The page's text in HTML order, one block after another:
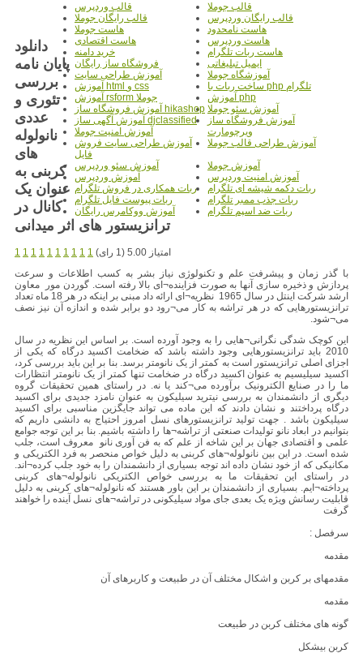
قالب جوملا
قالب وردپرس
قالب رایگان وردپرس
قالب رایگان جوملا
هاست نامحدود
هاست جوملا
هاست وردپرس
هاست اقتصادی
هاست ربات تلگرام
خرید دامنه
ایمیل تبلیغاتی
فروشگاه ساز رایگان
آموزشگاه جوملا
آموزش طراحی سایت
ساخت ربات با php تلگرام
آموزش html و css
آموزش php
آموزش rsform جوملا
آموزش سئو جوملا آموزش فروشگاه ساز hikashop
آموزش فروشگاه ساز
ویرچومارت
آموزش آگهی ساز djclassified
آموزش امنیت جوملا
آموزش طراحی قالب جوملا
آموزش طراحی سایت فروش
فایل
آموزش جوملا
آموزش سئو وردپرس
آموزش امنیت وردپرس
آموزش وردپرس
ربات دکمه شیشه ای تلگرام
ربات همکاری در فروش تلگرام
ربات جذب ممبر تلگرام
ربات پیوست فایل تلگرام
ربات ضد اسپم تلگرام
آموزش ووکامرس رایگان
دانلود
پایان نامه
بررسی
تئوری و
عددی
نانولوله
های
کربنی به
عنوان یک
کانال در
ترانزیستور های اثر میدانی
1 1 1 1 1 1 1 1 1 1
امتیاز 5.00 (1 رای)
با گذر زمان و پیشرفت علم و تکنولوژی نیاز بشر به کسب اطلاعات و سرعت
پردازش و ذخیره سازی آنها به صورت فزاینده¬ای بالا رفته است. گوردن مور معاون
ارشد شرکت اینتل در سال 1965 نظریه¬ای ارائه داد مبنی بر اینکه در هر 18 ماه تعداد
ترانزیستورهایی که در هر تراشه به کار می¬رود دو برابر شده و اندازه آن نیز نصف
می¬شود.
این کوچک شدگی نگرانی¬هایی را به وجود آورده است. بر اساس این نظریه در سال
2010 باید ترانزیستورهایی وجود داشته باشد که ضخامت اکسید درگاه که یکی از
اجزای اصلی ترانزیستور است به کمتر از یک نانومتر برسد. بنا بر این باید بررسی کرد،
اکسید سیلیسیم به عنوان اکسید درگاه در ضخامت تنها کمتر از یک نانومتر انتظارات
ما را در صنایع الکترونیک برآورده می¬کند یا نه. در راستای همین تحقیقات گروه
دیگری از دانشمندان به بررسی نیترید سیلیکون به عنوان نامزد جدیدی برای اکسید
درگاه پرداختند و نشان دادند که این ماده می تواند جایگزین مناسبی برای اکسید
سیلیکون باشد . جهت تولید ترانزیستورهای نسل امروز احتیاج به دانشی داریم که
بتوانیم در ابعاد نانو تولیدات صنعتی از تراشه¬ها را داشته باشیم. بنا بر این توجه جوامع
علمی و اقتصادی جهان بر این شاخه از علم که به فن آوری نانو معروف است، جلب
شده است. در این بین نانولوله¬های کربنی به دلیل خواص منحصر به فرد الکتریکی و
مکانیکی که از خود نشان داده اند توجه بسیاری از دانشمندان را به خود جلب کرده¬اند.
در راستای این تحقیقات ما به بررسی خواص الکتریکی نانولوله¬های کربنی
پرداخته¬ایم. بسیاری از دانشمندان بر این باور هستند که نانولوله¬های کربنی به دلیل
قابلیت رسانش ویژه یک بعدی جای مواد سیلیکونی در تراشه¬های نسل آینده را خواهند
گرفت
سرفصل :
مقدمه
مقدمهای بر کربن و اشکال مختلف آن در طبیعت و کاربرهای آن
مقدمه
گونه های مختلف کربن در طبیعت
کربن بیشکل